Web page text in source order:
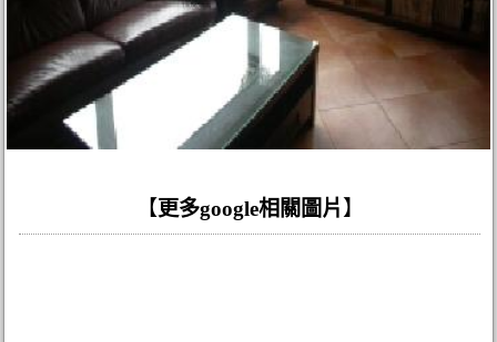
【更多google相關圖片 】